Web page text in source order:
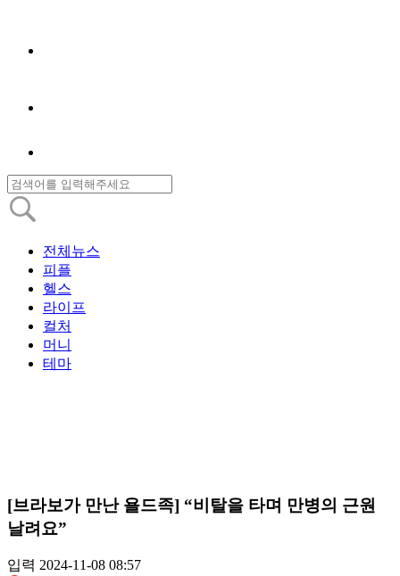
전체뉴스
피플
헬스
라이프
컬처
머니
테마
[브라보가 만난 욜드족] “비탈을 타며 만병의 근원
날려요”
입력 2024-11-08 08:57